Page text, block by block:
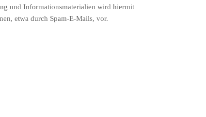
und Informationsmaterialien wird hiermit
etwa durch Spam-E-Mails, vor.